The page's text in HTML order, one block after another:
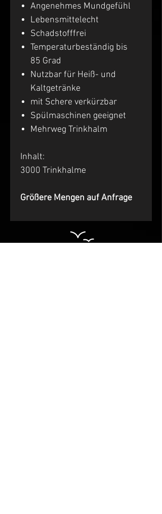
Angenehmes Mundgefühl
Lebensmittelecht
Schadstofffrei
Temperaturbeständig bis
85 Grad
Nutzbar für Heiß- und
Kaltgetränke
mit Schere verkürzbar
Spülmaschinen geeignet
Mehrweg Trinkhalm
Inhalt:
3000 Trinkhalme
Größere Mengen auf Anfrage